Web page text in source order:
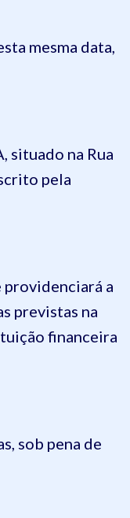
mesma data,
situado na Rua
pela
providenciará a
previstas na
financeira
sob pena de